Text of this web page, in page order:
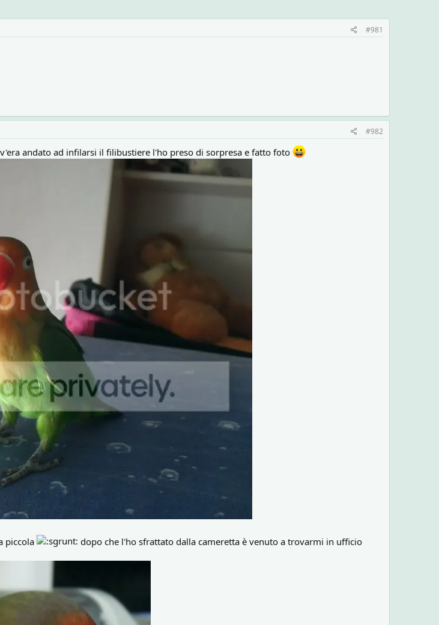
#981
#982
andato ad infilarsi il filibustiere l'ho preso di sorpresa e fatto foto
piccola dopo che l'ho sfrattato dalla cameretta è venuto a trovarmi in ufficio